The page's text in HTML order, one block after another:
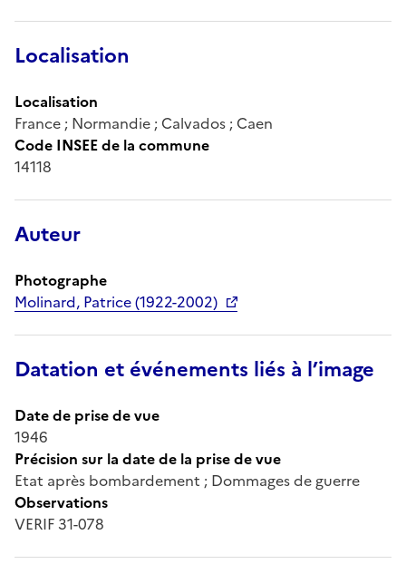
Localisation
Localisation
France ; Normandie ; Calvados ; Caen
Code INSEE de la commune
14118
Auteur
Photographe
Molinard, Patrice (1922-2002)
Datation et événements liés à l’image
Date de prise de vue
1946
Précision sur la date de la prise de vue
Etat après bombardement ; Dommages de guerre
Observations
VERIF 31-078